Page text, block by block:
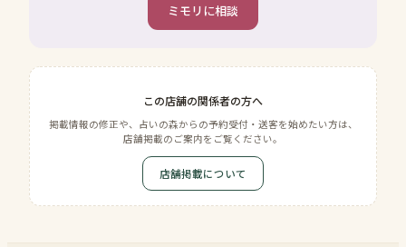
ミモリに相談
この店舗の関係者の方へ
掲載情報の修正や、占いの森からの予約受付・送客を始めたい方は、
店舗掲載のご案内をご覧ください。
店舗掲載について